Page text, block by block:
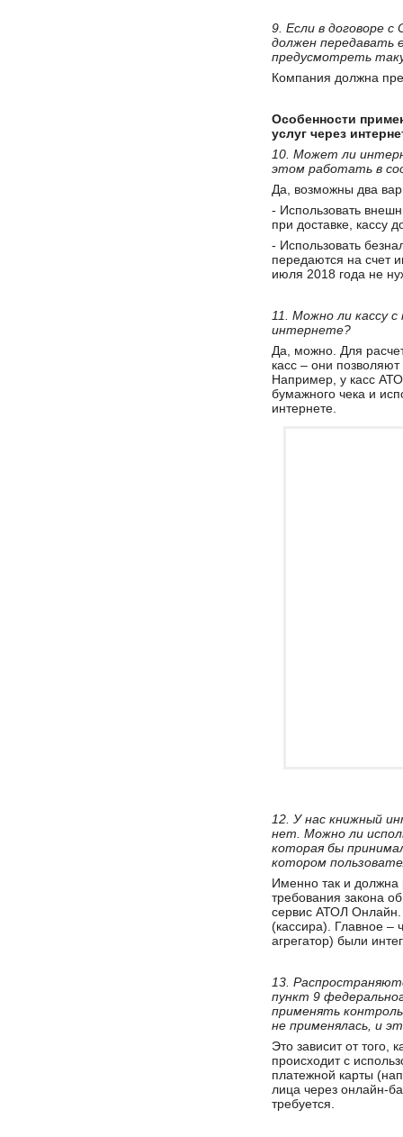
9. Если в договоре
должен передавать
предусмотреть
Компания должна
Особенности
услуг через
10. Может ли
этом работать в
Да, возможны два
- Использовать
при доставке, кассу
- Использовать
передаются на счет
июля 2018 года не
11. Можно ли кассу
интернете?
Да, можно. Для
касс – они
Например, у касс
бумажного чека и
интернете.
12. У нас книжный
нет. Можно ли
которая бы
котором
Именно так и должна
требования закона
сервис АТОЛ Онлайн.
(кассира). Главное –
агрегатор) были
13.
пункт 9
применять
не применялась, и
Это зависит от того,
происходит с
платежной карты
лица через онлайн-
требуется.